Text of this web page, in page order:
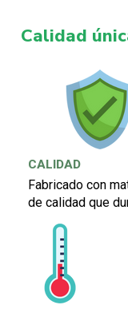
Calidad
CALIDAD
Fabricado con
de calidad que